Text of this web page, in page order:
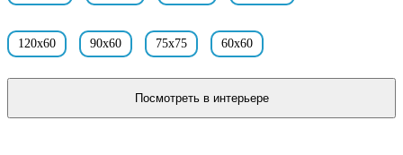
120x60 90x60 75x75 60x60
Посмотреть в интерьере